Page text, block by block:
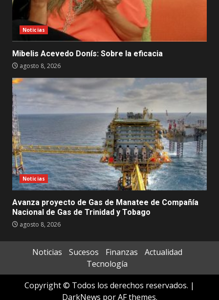
Noticias
Mibelis Acevedo Donís: Sobre la eficacia
agosto 8, 2026
Noticias
Avanza proyecto de Gas de Manatee de Compañía
Nacional de Gas de Trinidad y Tobago
agosto 8, 2026
Noticias Sucesos Finanzas
Actualidad
Tecnología
Copyright © Todos los derechos reservados. |
DarkNews por AF themes.